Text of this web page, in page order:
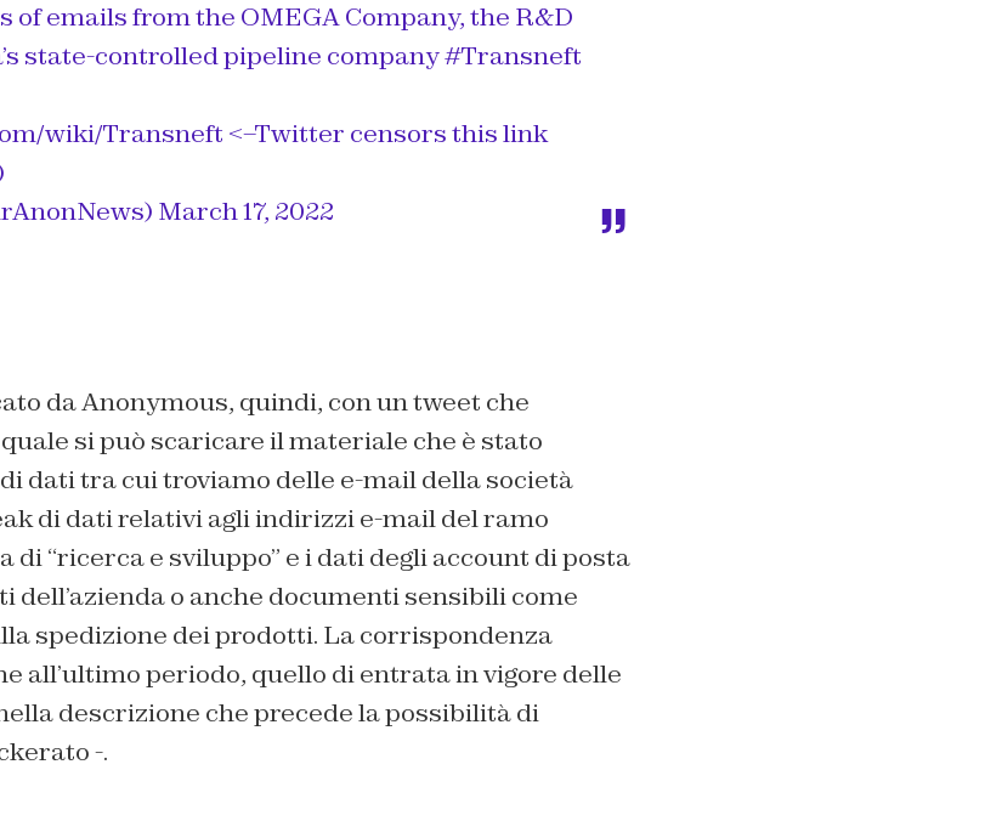
of emails from the OMEGA Company, the R&D
state-controlled pipeline company#Transneft
wiki/Transneft <–Twitter censors this link
March 17, 2022
da Anonymous, quindi, con un tweet che
si può scaricare il materiale che è stato
dati tra cui troviamo delle e-mail della società
di dati relativi agli indirizzi e-mail del ramo
di “ricerca e sviluppo” e i dati degli account di posta
o anche documenti sensibili come
spedizione dei prodotti. La corrispondenza
all’ultimo periodo, quello di entrata in vigore delle
descrizione che precede la possibilità di
-.